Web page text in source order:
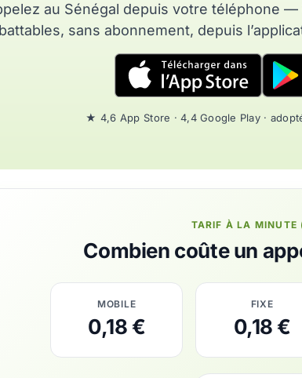
au Sénégal depuis votre téléphone —
sans abonnement, depuis
★ 4,6 App Store · 4,4 Google Play ·
TARIF À LA MINUTE
Combien coûte un
MOBILE
0,18 €
FIXE
0,18 €